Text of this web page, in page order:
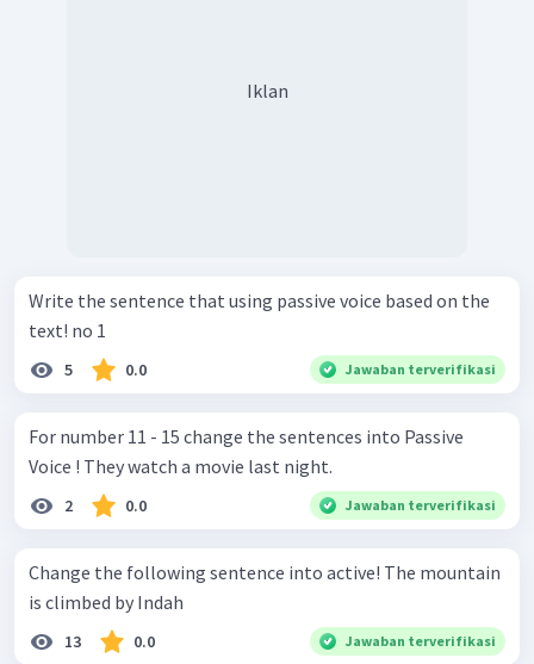
Iklan
Write the sentence that using passive voice based on the
text! no 1
5 0.0 Jawaban terverifikasi
For number 11 - 15 change the sentences into Passive
Voice ! They watch a movie last night.
2 0.0 Jawaban terverifikasi
Change the following sentence into active! The mountain
is climbed by Indah
13 0.0 Jawaban terverifikasi